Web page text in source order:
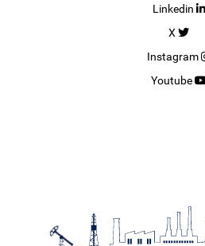
Linkedin
X
Instagram
Youtube